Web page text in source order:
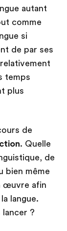
autant
comme
si
de par ses
temps
plus
de
. Quelle
de
bien même
œuvre afin
langue.
?